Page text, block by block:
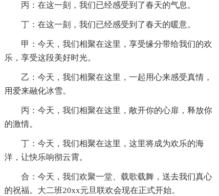
丙：在这一刻，我们已经感受到了春天的气息。
丁：在这一刻，我们已经感受到了春天的暖意。
甲：今天，我们相聚在这里，享受缘分带给我们的欢
乐，享受这段美好时光。
乙：今天，我们相聚在这里，一起用心来感受真情，
用爱来融化冰雪。
丙：今天，我们相聚在这里，敞开你的心扉，释放你
的激情。
丁：今天，我们相聚在这里，这里将成为欢乐的海
洋，让快乐响彻云霄。
合：今天，我们欢聚一堂、载歌载舞，送去我们真心
的祝福。大二班20xx元旦联欢会现在正式开始。